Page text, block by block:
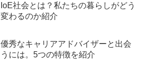
IoE社会とは？私たちの暮らしがどう
変わるのか紹介
優秀なキャリアアドバイザーと出会
うには。5つの特徴を紹介